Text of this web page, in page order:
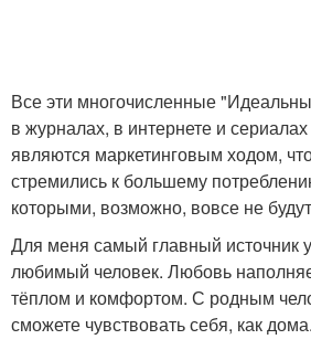
Все эти многочисленные
в журналах, в интернете и
являются маркетинговым ходом,
стремились к большему
которыми, возможно, вовсе не
Для меня самый главный источник
любимый человек. Любовь
тёплом и комфортом. С родным
сможете чувствовать себя, как дома.